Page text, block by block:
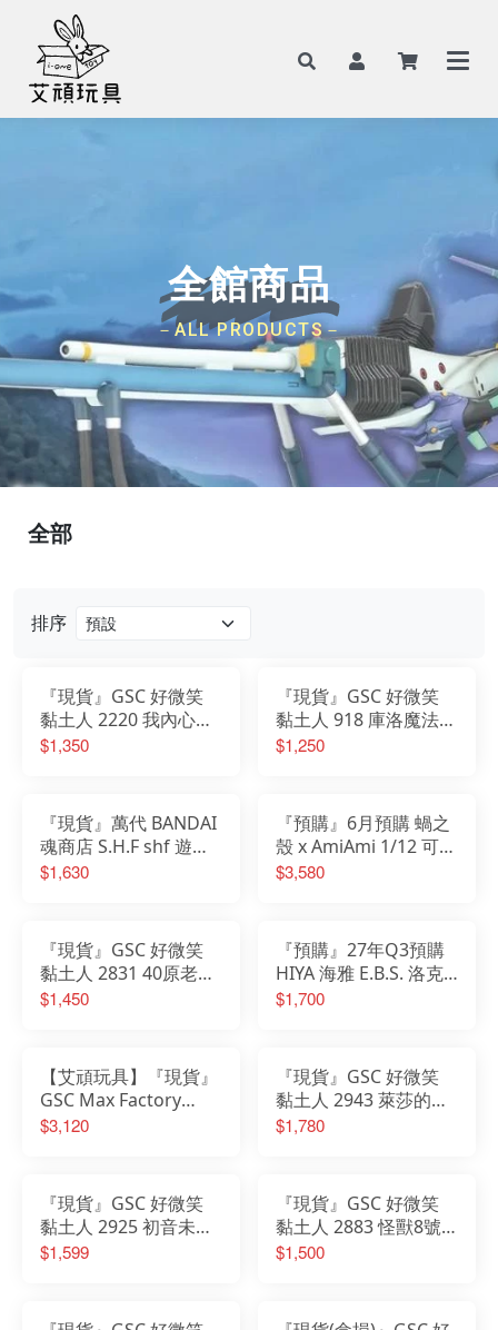
全館商品
－ALL PRODUCTS－
排序
『現貨』GSC 好微笑
黏土人 2220 我內心的
糟糕念頭 山田杏奈
$1,350
『現貨』GSC 好微笑
黏土人 918 庫洛魔法使
透明牌篇 木之本櫻 友
$1,250
『現貨』萬代 BANDAI
魂商店 S.H.F shf 遊戲
王 怪獸之決鬥 海馬瀨
$1,630
『預購』6月預購 蝸之
殼 x AmiAmi 1/12 可動
勝利女神 妮姬 小紅帽
$3,580
『現貨』GSC 好微笑
黏土人 2831 40原老師
我家的貓咪是可愛的女
$1,450
『預購』27年Q3預購
HIYA 海雅 E.B.S. 洛克
人X 艾克斯 究極裝甲
$1,700
【艾頑玩具】『現貨』
GSC Max Factory
figma 640 勝利女神：
$3,120
『現貨』GSC 好微笑
黏土人 2943 萊莎的鍊
金工房2 失落傳說與秘
$1,780
『現貨』GSC 好微笑
黏土人 2925 初音未來
深海少女Ver.
$1,599
『現貨』GSC 好微笑
黏土人 2883 怪獸8號
防衛隊第一部隊隊長 鳴
$1,500
全部